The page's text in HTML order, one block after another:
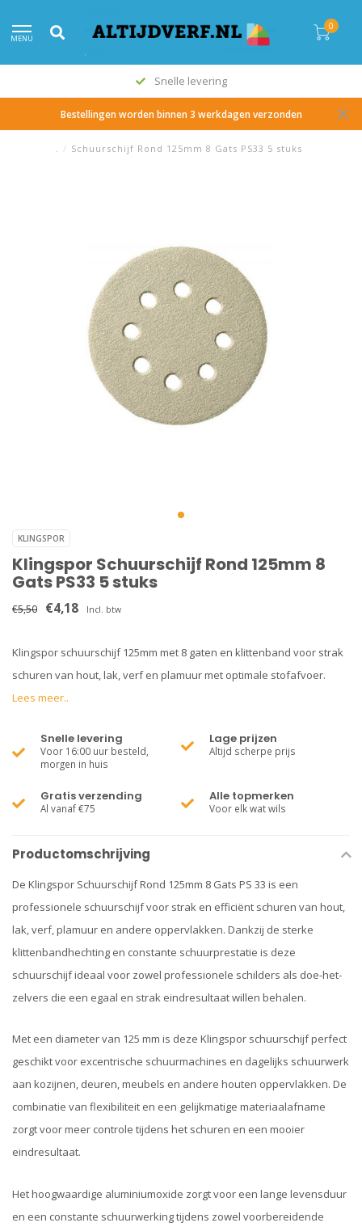
MENU
0
Snelle levering
Bestellingen worden binnen 3 werkdagen verzonden
. / Schuurschijf Rond 125mm 8 Gats PS33 5 stuks
KLINGSPOR
Klingspor Schuurschijf Rond 125mm 8
Gats PS33 5 stuks
€5,50 €4,18 Incl. btw
Klingspor schuurschijf 125mm met 8 gaten en klittenband voor strak
schuren van hout, lak, verf en plamuur met optimale stofafvoer.
Lees meer..
Snelle levering
Voor 16:00 uur besteld,
morgen in huis
Lage prijzen
Altijd scherpe prijs
Gratis verzending
Al vanaf €75
Alle topmerken
Voor elk wat wils
Productomschrijving
De Klingspor Schuurschijf Rond 125mm 8 Gats PS 33 is een
professionele schuurschijf voor strak en efficiënt schuren van hout,
lak, verf, plamuur en andere oppervlakken. Dankzij de sterke
klittenbandhechting en constante schuurprestatie is deze
schuurschijf ideaal voor zowel professionele schilders als doe-het-
zelvers die een egaal en strak eindresultaat willen behalen.
Met een diameter van 125 mm is deze Klingspor schuurschijf perfect
geschikt voor excentrische schuurmachines en dagelijks schuurwerk
aan kozijnen, deuren, meubels en andere houten oppervlakken. De
combinatie van flexibiliteit en een gelijkmatige materiaalafname
zorgt voor meer controle tijdens het schuren en een mooier
eindresultaat.
Het hoogwaardige aluminiumoxide zorgt voor een lange levensduur
en een constante schuurwerking tijdens zowel voorbereidende